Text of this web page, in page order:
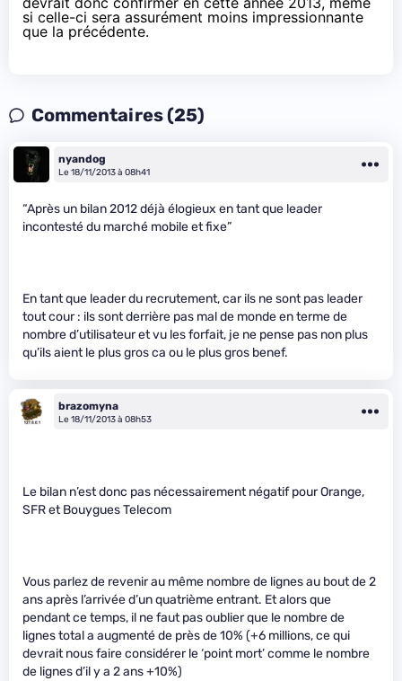
si celle-ci sera assurément moins impressionnante
que la précédente.
Commentaires (25)
nyandog
Le 18/11/2013 à 08h41
“Après un bilan 2012 déjà élogieux en tant que leader
incontesté du marché mobile et fixe”
En tant que leader du recrutement, car ils ne sont pas leader
tout cour : ils sont derrière pas mal de monde en terme de
nombre d’utilisateur et vu les forfait, je ne pense pas non plus
qu’ils aient le plus gros ca ou le plus gros benef.
brazomyna
Le 18/11/2013 à 08h53
Le bilan n’est donc pas nécessairement négatif pour Orange,
SFR et Bouygues Telecom
Vous parlez de revenir au même nombre de lignes au bout de 2
ans après l’arrivée d’un quatrième entrant. Et alors que
pendant ce temps, il ne faut pas oublier que le nombre de
lignes total a augmenté de près de 10% (+6 millions, ce qui
devrait nous faire considérer le ‘point mort’ comme le nombre
de lignes d’il y a 2 ans +10%)